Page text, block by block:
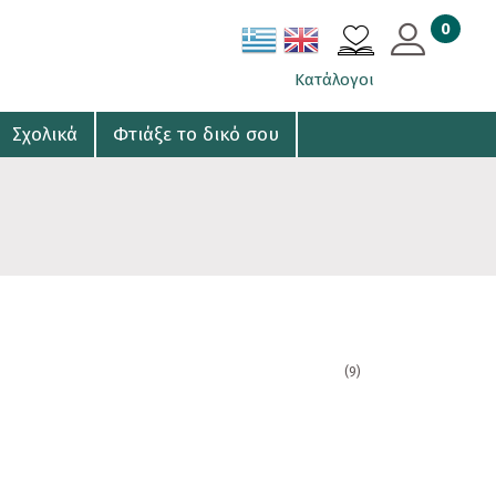
0
Κατάλογοι
Σχολικά Φτιάξε το δικό σου
(9)